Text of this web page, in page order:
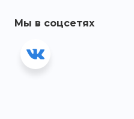
Мы в соцсетях